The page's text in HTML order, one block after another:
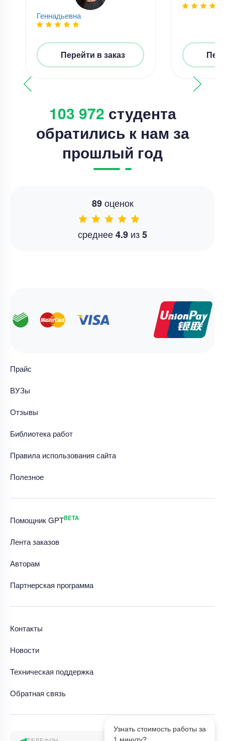
Геннадьевна
Перейти в заказ
103 972 студента
обратились к нам за
прошлый год
89оценок
среднее4.9 из5
Узнать стоимость работы за
Прайс
ВУЗы
Отзывы
Библиотека работ
Правила использования сайта
Полезное
Помощник GPTBETA
Лента заказов
Авторам
Партнерская программа
Контакты
Новости
Техническая поддержка
Обратная связь